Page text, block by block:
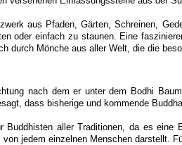
aus Pfaden, Gärten, Schreinen,
oder einfach zu staunen. Eine
durch Mönche aus aller Welt, die die
nach dem er unter dem Bodhi
dass bisherige und kommende
Buddhisten aller Traditionen, da es
jedem einzelnen Menschen darstellt.